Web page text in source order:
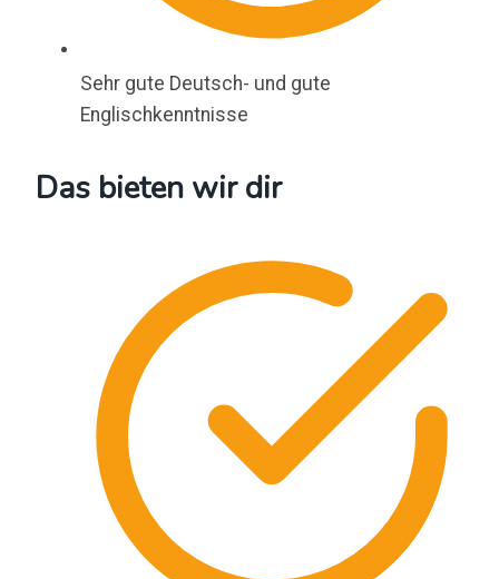
Sehr gute Deutsch- und gute
Englischkenntnisse
Das bieten wir dir